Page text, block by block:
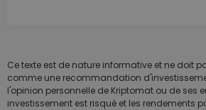
Ce texte est de nature informative et ne doit
comme une recommandation
l'opinion personnelle de Kriptomat ou de ses
investissement est risqué et les rendements